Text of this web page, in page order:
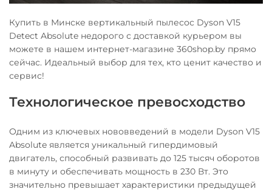
Купить в Минске вертикальный пылесос Dyson V15
Detect Absolute недорого с доставкой курьером вы
можете в нашем интернет-магазине 360shop.by прямо
сейчас. Идеальный выбор для тех, кто ценит качество и
сервис!
Технологическое превосходство
Одним из ключевых нововведений в модели Dyson V15
Absolute является уникальный гипердимовый
двигатель, способный развивать до 125 тысяч оборотов
в минуту и обеспечивать мощность в 230 Вт. Это
значительно превышает характеристики предыдущей